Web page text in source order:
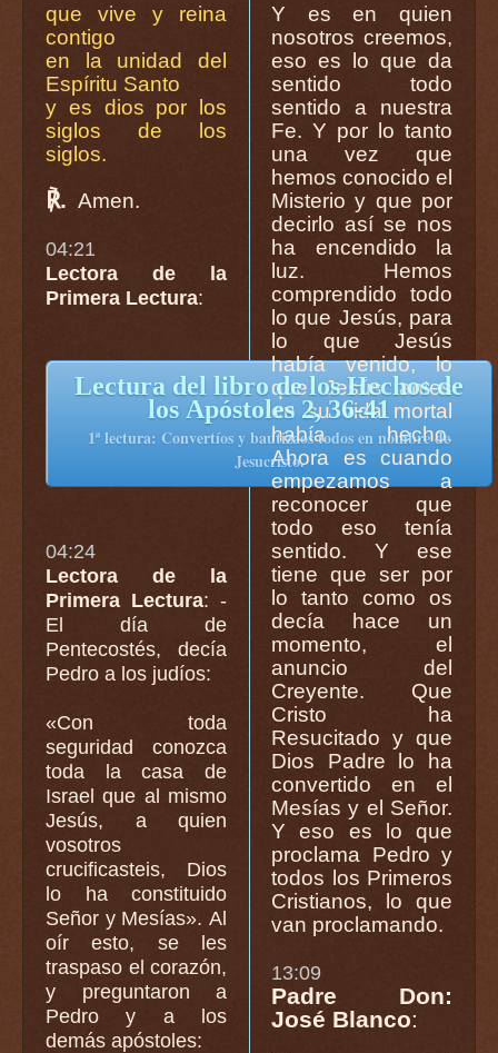
que vive y reina
contigo
en la unidad del
Espíritu Santo
y es dios por los
siglos de los
siglos.
℟. Amen.
04:21
Lectora de la
Primera Lectura:
Lectura del libro de los Hechos de
los Apóstoles 2, 36-41
1ª lectura: Convertíos y bautizaos todos en nombre de
Jesucristo.
04:24
Lectora de la
Primera Lectura: -
El día de
Pentecostés, decía
Pedro a los judíos:
«Con toda
seguridad conozca
toda la casa de
Israel que al mismo
Jesús, a quien
vosotros
crucificasteis, Dios
lo ha constituido
Señor y Mesías». Al
oír esto, se les
traspaso el corazón,
y preguntaron a
Pedro y a los
demás apóstoles:
Y es en quien
nosotros creemos,
eso es lo que da
sentido todo
sentido a nuestra
Fe. Y por lo tanto
una vez que
hemos conocido el
Misterio y que por
decirlo así se nos
ha encendido la
luz. Hemos
comprendido todo
lo que Jesús, para
lo que Jesús
había venido, lo
que Jesús antes
en su vida mortal
había hecho.
Ahora es cuando
empezamos a
reconocer que
todo eso tenía
sentido. Y ese
tiene que ser por
lo tanto como os
decía hace un
momento, el
anuncio del
Creyente. Que
Cristo ha
Resucitado y que
Dios Padre lo ha
convertido en el
Mesías y el Señor.
Y eso es lo que
proclama Pedro y
todos los Primeros
Cristianos, lo que
van proclamando.
13:09
Padre Don:
José Blanco: